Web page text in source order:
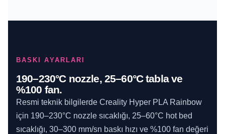
BASKI AYARLARI
190–230°C nozzle, 25–60°C tabla ve
%100 fan.
Resmi teknik bilgilerde Creality Hyper PLA Rainbow
için 190–230°C nozzle sıcaklığı, 25–60°C hot bed
sıcaklığı, 30–300 mm/sn baskı hızı ve %100 fan değeri